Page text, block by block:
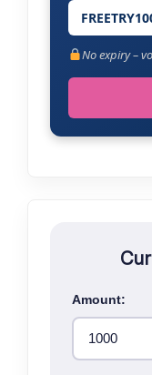
No expiry –
Amount: